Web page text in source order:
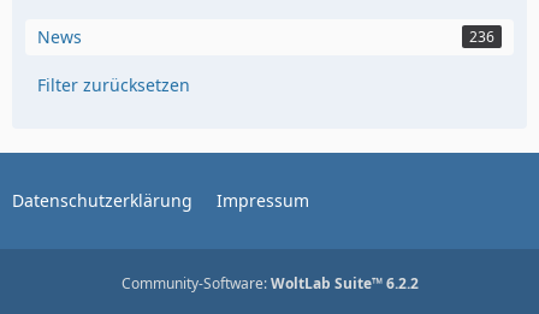
News 236
Filter zurücksetzen
Datenschutzerklärung Impressum
Community-Software:WoltLab Suite™ 6.2.2